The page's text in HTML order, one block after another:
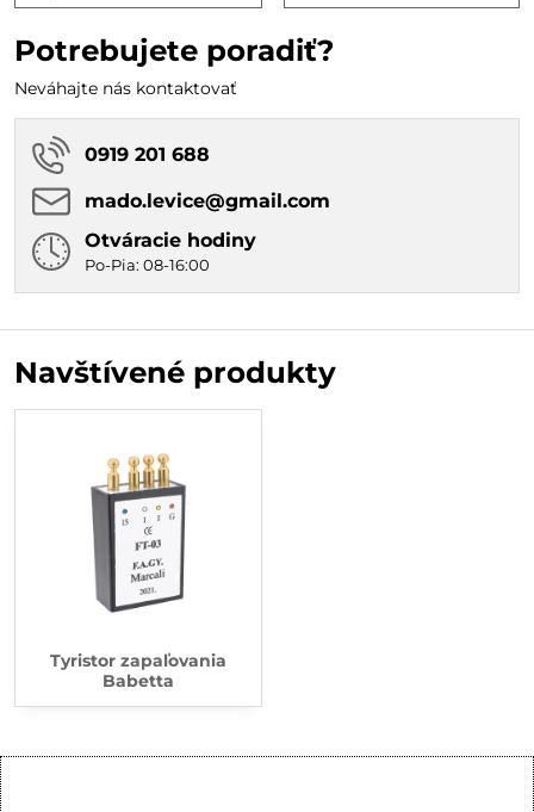
Potrebujete poradiť?
Neváhajte nás kontaktovať
0919 201 688
mado​.levice​@gmail​.com
Otváracie hodiny
Po-Pia: 08-16:00
Navštívené produkty
Tyristor zapaľovania
Babetta